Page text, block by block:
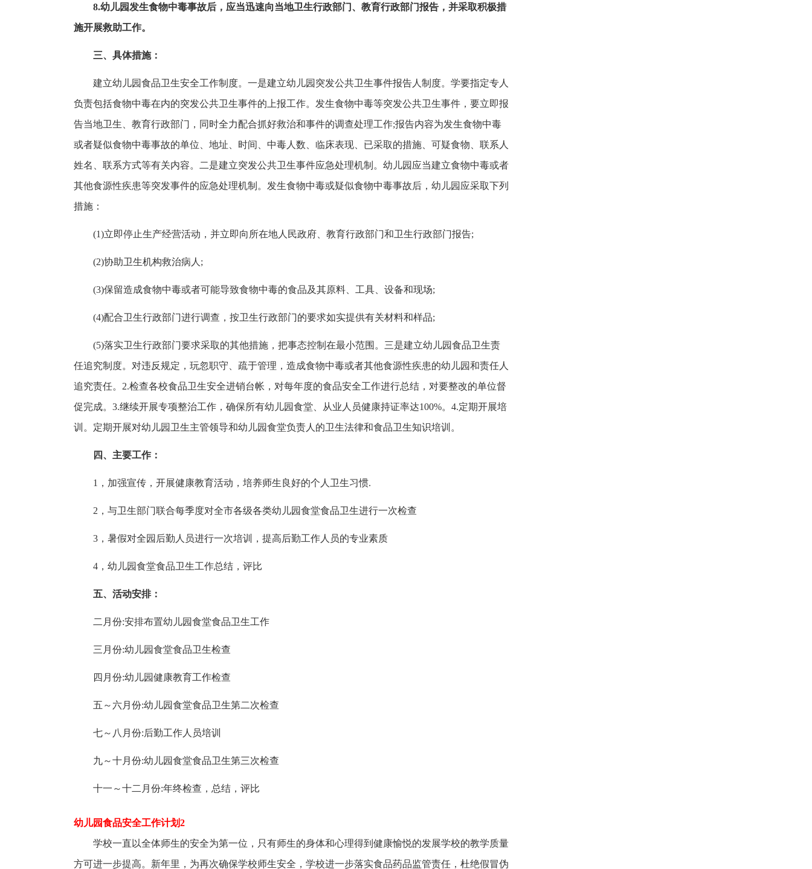
8.幼儿园发生食物中毒事故后，应当迅速向当地卫生行政部门、教育行政部门报告，并采取积极措
施开展救助工作。
三、具体措施：
建立幼儿园食品卫生安全工作制度。一是建立幼儿园突发公共卫生事件报告人制度。学要指定专人
负责包括食物中毒在内的突发公共卫生事件的上报工作。发生食物中毒等突发公共卫生事件，要立即报
告当地卫生、教育行政部门，同时全力配合抓好救治和事件的调查处理工作;报告内容为发生食物中毒
或者疑似食物中毒事故的单位、地址、时间、中毒人数、临床表现、已采取的措施、可疑食物、联系人
姓名、联系方式等有关内容。二是建立突发公共卫生事件应急处理机制。幼儿园应当建立食物中毒或者
其他食源性疾患等突发事件的应急处理机制。发生食物中毒或疑似食物中毒事故后，幼儿园应采取下列
措施：
(1)立即停止生产经营活动，并立即向所在地人民政府、教育行政部门和卫生行政部门报告;
(2)协助卫生机构救治病人;
(3)保留造成食物中毒或者可能导致食物中毒的食品及其原料、工具、设备和现场;
(4)配合卫生行政部门进行调查，按卫生行政部门的要求如实提供有关材料和样品;
(5)落实卫生行政部门要求采取的其他措施，把事态控制在最小范围。三是建立幼儿园食品卫生责
任追究制度。对违反规定，玩忽职守、疏于管理，造成食物中毒或者其他食源性疾患的幼儿园和责任人
追究责任。2.检查各校食品卫生安全进销台帐，对每年度的食品安全工作进行总结，对要整改的单位督
促完成。3.继续开展专项整治工作，确保所有幼儿园食堂、从业人员健康持证率达100%。4.定期开展培
训。定期开展对幼儿园卫生主管领导和幼儿园食堂负责人的卫生法律和食品卫生知识培训。
四、主要工作：
1，加强宣传，开展健康教育活动，培养师生良好的个人卫生习惯.
2，与卫生部门联合每季度对全市各级各类幼儿园食堂食品卫生进行一次检查
3，暑假对全园后勤人员进行一次培训，提高后勤工作人员的专业素质
4，幼儿园食堂食品卫生工作总结，评比
五、活动安排：
二月份:安排布置幼儿园食堂食品卫生工作
三月份:幼儿园食堂食品卫生检查
四月份:幼儿园健康教育工作检查
五～六月份:幼儿园食堂食品卫生第二次检查
七～八月份:后勤工作人员培训
九～十月份:幼儿园食堂食品卫生第三次检查
十一～十二月份:年终检查，总结，评比
幼儿园食品安全工作计划2
学校一直以全体师生的安全为第一位，只有师生的身体和心理得到健康愉悦的发展学校的教学质量
方可进一步提高。新年里，为再次确保学校师生安全，学校进一步落实食品药品监管责任，杜绝假冒伪